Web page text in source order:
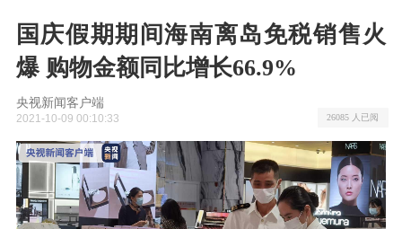
国庆假期期间海南离岛免税销售火
爆 购物金额同比增长66.9%
央视新闻客户端
2021-10-09 00:10:33 26085 人已阅